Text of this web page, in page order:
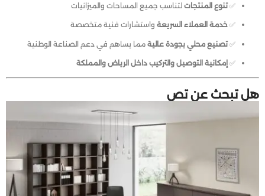
✅تنوع المنتجات لتناسب جميع المساحات والميزانيات
✅ خدمة العملاء السريعة واستشارات فنية متخصصة
✅تصنيع محلي بجودة عالية مما يساهم في دعم الصناعة الوطنية
✅ إمكانية التوصيل والتركيب داخل الرياض والمملكة
هل تبحث عن تص